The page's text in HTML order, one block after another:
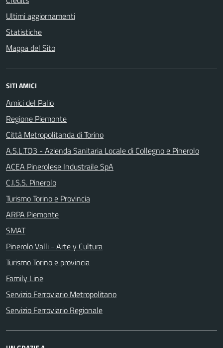
Ultimi aggiornamenti
Statistiche
Mappa del Sito
SITI AMICI
Amici del Palio
Regione Piemonte
Città Metropolitanda di Torino
A.S.L.TO3 - Azienda Sanitaria Locale di Collegno e Pinerolo
ACEA Pinerolese Industraile SpA
C.I.S.S. Pinerolo
Turismo Torino e Provincia
ARPA Piemonte
SMAT
Pinerolo Valli - Arte y Cultura
Turismo Torino e provincia
Family Line
Servizio Ferroviario Metropolitano
Servizio Ferroviario Regionale